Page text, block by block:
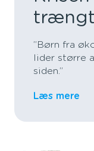
”Børn fra
lider større
siden.”
Læs mere